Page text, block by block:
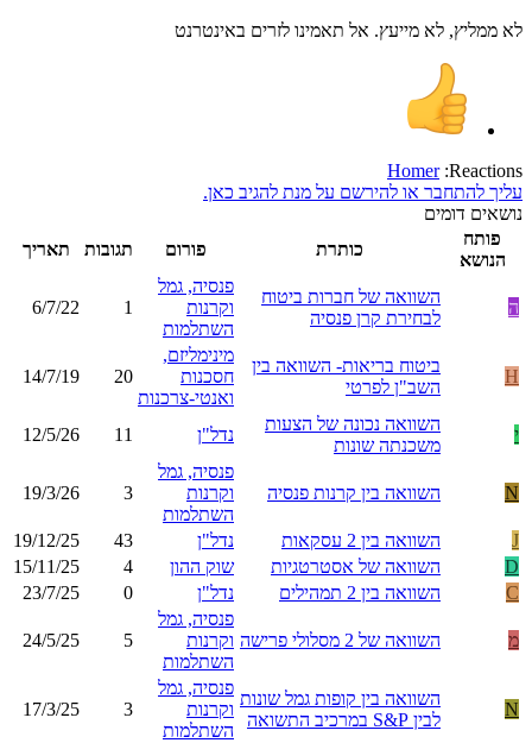
לא ממליץ, לא מייעץ. אל תאמינו לזרים באינטרנט
Reactions:
Homer
עליך להתחבר או להירשם על מנת להגיב כאן.
נושאים דומים
פותח
הנושא
כותרת פורום תגובות תאריך
ה
השוואה של חברות ביטוח
לבחירת קרן פנסיה
פנסיה, גמל
וקרנות
השתלמות
1
6/7/22
H
ביטוח בריאות- השוואה בין
השב"ן לפרטי
מינימליזם,
חסכנות
ואנטי-צרכנות
20
14/7/19
י
השוואה נכונה של הצעות
משכנתה שונות
נדל"ן 11
12/5/26
N השוואה בין קרנות פנסיה
פנסיה, גמל
וקרנות
השתלמות
3
19/3/26
J השוואה בין 2 עסקאות נדל"ן 43
19/12/25
D
השוואה של אסטרטגיות שוק ההון 4
15/11/25
C
השוואה בין 2 תמהילים נדל"ן 0
23/7/25
מ השוואה של 2 מסלולי פרישה
פנסיה, גמל
וקרנות
השתלמות
5
24/5/25
N
השוואה בין קופות גמל שונות
לבין S&P במרכיב התשואה
פנסיה, גמל
וקרנות
השתלמות
3
17/3/25